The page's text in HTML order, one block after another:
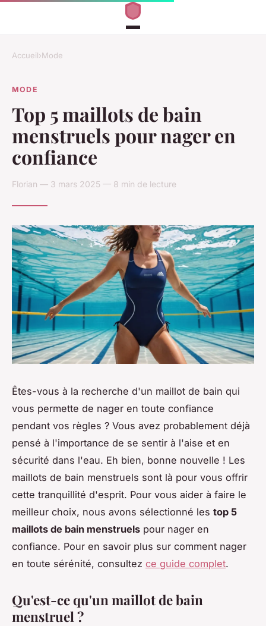
Accueil›Mode
MODE
Top 5 maillots de bain
menstruels pour nager en
confiance
Florian — 3 mars 2025 — 8 min de lecture
Êtes-vous à la recherche d'un maillot de bain qui
vous permette de nager en toute confiance
pendant vos règles ? Vous avez probablement déjà
pensé à l'importance de se sentir à l'aise et en
sécurité dans l'eau. Eh bien, bonne nouvelle ! Les
maillots de bain menstruels sont là pour vous offrir
cette tranquillité d'esprit. Pour vous aider à faire le
meilleur choix, nous avons sélectionné les top 5
maillots de bain menstruels pour nager en
confiance. Pour en savoir plus sur comment nager
en toute sérénité, consultez ce guide complet.
Qu'est-ce qu'un maillot de bain
menstruel ?